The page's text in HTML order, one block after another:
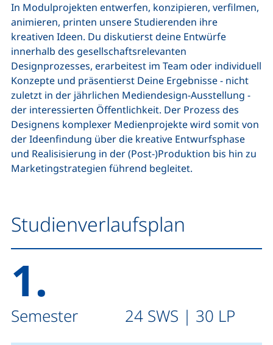
In Modulprojekten entwerfen, konzipieren, verfilmen,
animieren, printen unsere Studierenden ihre
kreativen Ideen. Du diskutierst deine Entwürfe
innerhalb des gesellschaftsrelevanten
Designprozesses, erarbeitest im Team oder individuell
Konzepte und präsentierst Deine Ergebnisse - nicht
zuletzt in der jährlichen Mediendesign-Ausstellung -
der interessierten Öffentlichkeit. Der Prozess des
Designens komplexer Medienprojekte wird somit von
der Ideenfindung über die kreative Entwurfsphase
und Realisisierung in der (Post-)Produktion bis hin zu
Marketingstrategien führend begleitet.
Studienverlaufsplan
1.
Semester 24 SWS | 30 LP